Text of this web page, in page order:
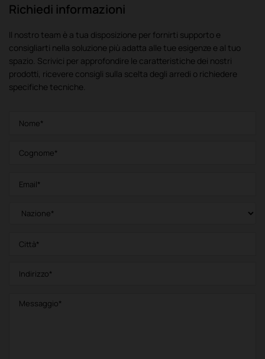
Richiedi informazioni
Il nostro team è a tua disposizione per fornirti supporto e
consigliarti nella soluzione più adatta alle tue esigenze e al tuo
spazio. Scrivici per approfondire le caratteristiche dei nostri
prodotti, ricevere consigli sulla scelta degli arredi o richiedere
specifiche tecniche.